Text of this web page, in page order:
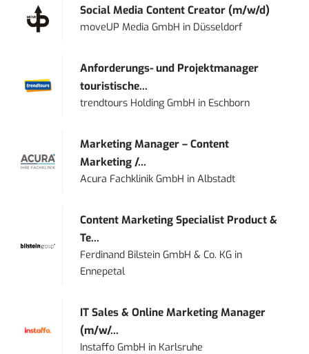
Social Media Content Creator (m/w/d)
moveUP Media GmbH in Düsseldorf
Anforderungs- und Projektmanager
touristische...
trendtours Holding GmbH in Eschborn
Marketing Manager – Content
Marketing /...
Acura Fachklinik GmbH inAlbstadt
Content Marketing Specialist Product &
Te...
Ferdinand Bilstein GmbH & Co. KG in
Ennepetal
IT Sales & Online Marketing Manager
(m/w/...
Instaffo GmbH in Karlsruhe